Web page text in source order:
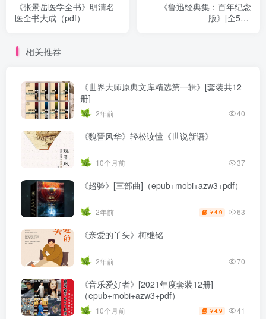
《张景岳医学全书》明清名
医全书大成（pdf）
《鲁迅经典集：百年纪念
版》[全5册]
相关推荐
《世界大师原典文库精选第一辑》[套装共12
册]
2年前 40
《魏晋风华》轻松读懂《世说新语》
10个月前 37
《超验》[三部曲]（epub+mobi+azw3+pdf）
2年前 ￥4.9 63
《亲爱的丫头》柯继铭
2年前 70
《音乐爱好者》[2021年度套装12册]
（epub+mobi+azw3+pdf）
10个月前 ￥4.9 41